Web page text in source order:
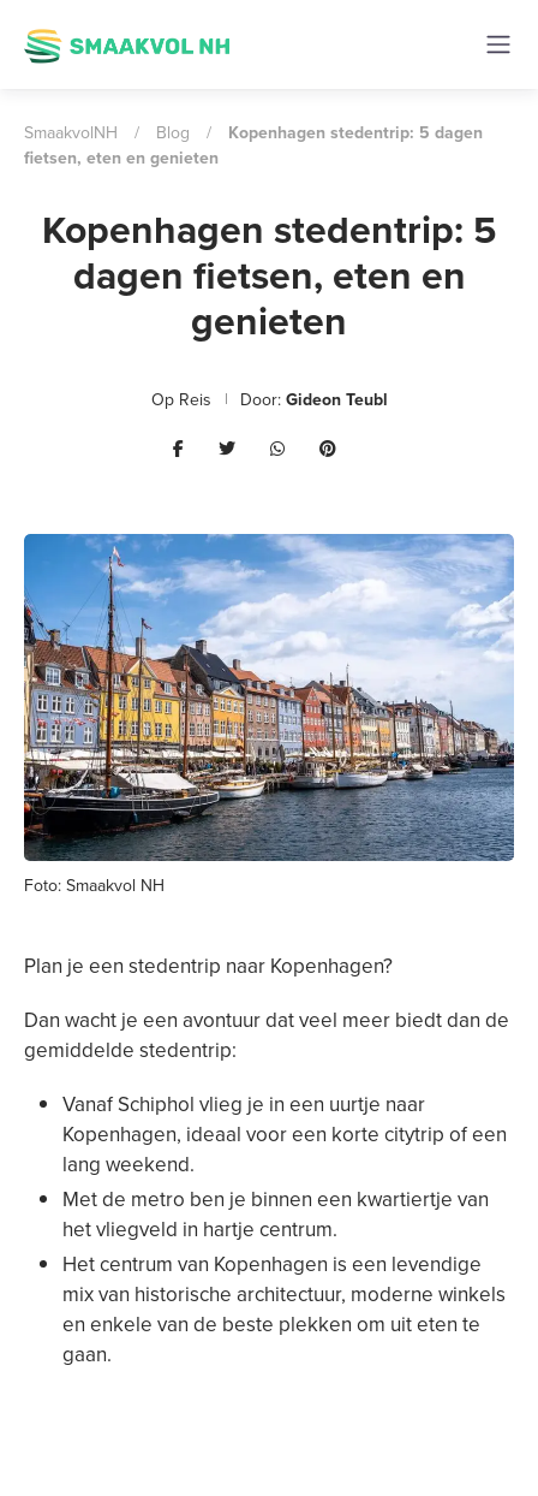
SmaakvolNH / Blog /
Kopenhagen stedentrip: 5 dagen
fietsen, eten en genieten
Foto: Smaakvol NH
Kopenhagen stedentrip: 5
dagen fietsen, eten en
genieten
Op Reis Door: Gideon Teubl
Plan je een stedentrip naar Kopenhagen?
Dan wacht je een avontuur dat veel meer biedt dan de
gemiddelde stedentrip:
Vanaf Schiphol vlieg je in een uurtje naar
Kopenhagen, ideaal voor een korte citytrip of een
lang weekend.
Met de metro ben je binnen een kwartiertje van
het vliegveld in hartje centrum.
Het centrum van Kopenhagen is een levendige
mix van historische architectuur, moderne winkels
en enkele van de beste plekken om uit eten te
gaan.